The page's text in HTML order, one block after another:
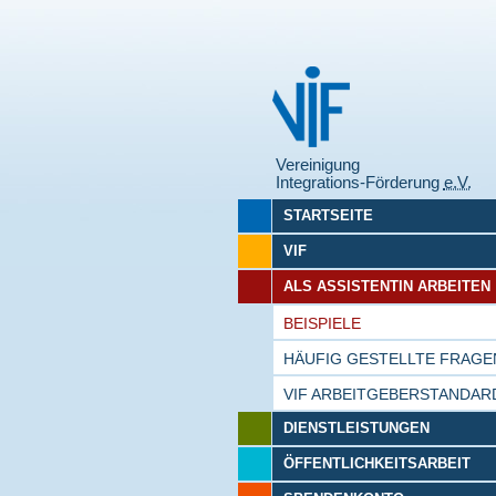
Vereinigung
Integrations-Förderung e.V.
STARTSEITE
VIF
ALS ASSISTENTIN ARBEITEN
BEISPIELE
HÄUFIG GESTELLTE
VIF
DIENSTLEISTUNGEN
ÖFFENTLICHKEITSARBEIT